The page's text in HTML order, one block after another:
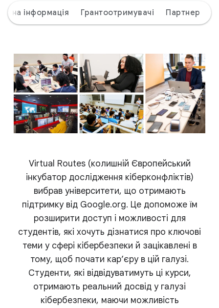
інформація Грантоотримувачі Партнер
Virtual Routes (колишній Європейський
інкубатор дослідження кіберконфліктів)
вибрав університети, що отримають
підтримку від Google.org. Це допоможе їм
розширити доступ і можливості для
студентів, які хочуть дізнатися про ключові
теми у сфері кібербезпеки й зацікавлені в
тому, щоб почати кар’єру в цій галузі.
Студенти, які відвідуватимуть ці курси,
отримають реальний досвід у галузі
кібербезпеки, маючи можливість